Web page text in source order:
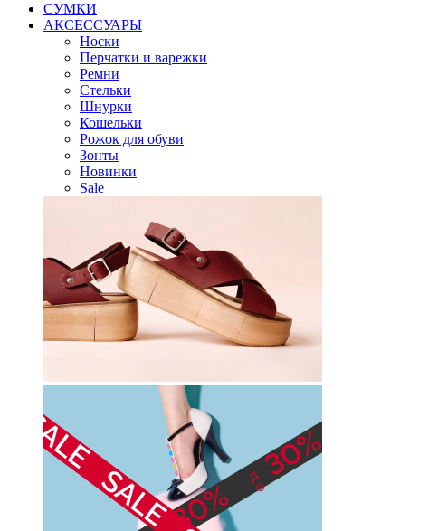
СУМКИ
АКСЕССУАРЫ
Носки
Перчатки и варежки
Ремни
Стельки
Шнурки
Кошельки
Рожок для обуви
Зонты
Новинки
Sale